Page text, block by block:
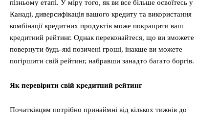
пізньому етапі. У міру того, як ви все більше освоїтесь у
Канаді, диверсифікація вашого кредиту та використання
комбінації кредитних продуктів може покращити ваш
кредитний рейтинг. Однак переконайтеся, що ви зможете
повернути будь-які позичені гроші, інакше ви можете
погіршити свій рейтинг, набравши занадто багато боргів.
Як перевірити свій кредитний рейтинг
Початківцям потрібно принаймні від кількох тижнів до